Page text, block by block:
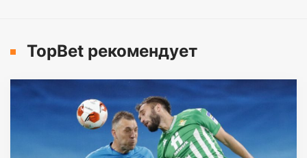
TopBet рекомендует